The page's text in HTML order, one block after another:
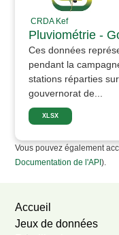
CRDA Kef
Pluviométrie -
Ces données
pendant la
stations réparties
gouvernorat de...
XLSX
Vous pouvez également
Documentation de l'API).
Accueil
Jeux de données